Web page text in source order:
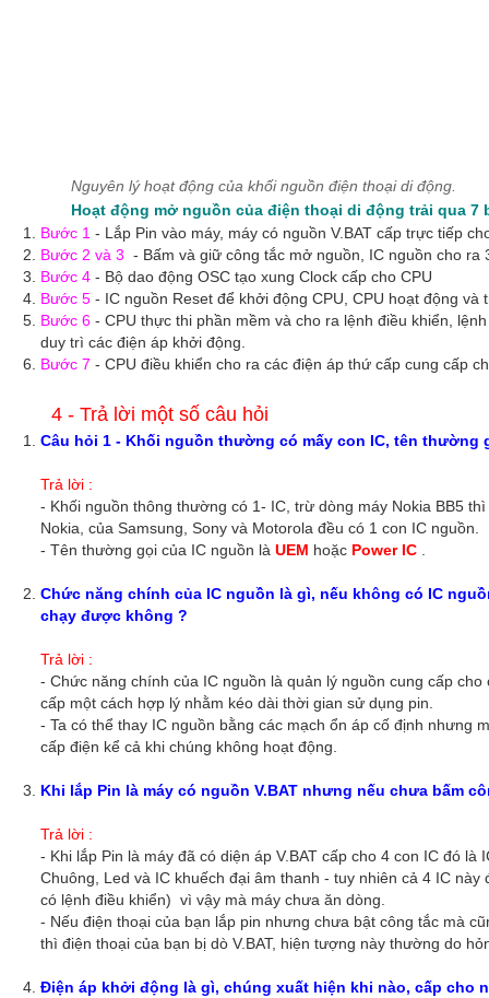
Nguyên lý hoạt động của khối nguồn điện thoại di động.
Hoạt động mở nguồn của điện thoại di động trải qua 7
Bước 1 - Lắp Pin vào máy, máy có nguồn V.BAT cấp trực tiếp
Bước 2 và 3 - Bấm và giữ công tắc mở nguồn, IC nguồn cho
Bước 4 - Bộ dao động OSC tạo xung Clock cấp cho CPU
Bước 5 - IC nguồn Reset để khởi động CPU, CPU hoạt động
Bước 6 - CPU thực thi phần mềm và cho ra lệnh điều khiển,
duy trì các điện áp khởi động.
Bước 7 - CPU điều khiển cho ra các điện áp thứ cấp cung cấp
4 - Trả lời một số câu hỏi
Câu hỏi 1 - Khối nguồn thường có mấy con IC, tên thường
Trả lời :
- Khối nguồn thông thường có 1- IC, trừ dòng máy Nokia BB5
Nokia, của Samsung, Sony và Motorola đều có 1 con IC nguồn.
- Tên thường gọi của IC nguồn là UEM hoặc Power IC .
Chức năng chính của IC nguồn là gì, nếu không có IC
chạy được không ?
Trả lời :
- Chức năng chính của IC nguồn là quản lý nguồn cung cấp
cấp một cách hợp lý nhằm kéo dài thời gian sử dụng pin.
- Ta có thể thay IC nguồn bằng các mạch ổn áp cố định nhưng
cấp điện kể cả khi chúng không hoạt động.
Khi lắp Pin là máy có nguồn V.BAT nhưng nếu chưa bấm
Trả lời :
- Khi lắp Pin là máy đã có diện áp V.BAT cấp cho 4 con IC đó
Chuông, Led và IC khuếch đại âm thanh - tuy nhiên cả 4 IC
có lệnh điều khiển) vì vậy mà máy chưa ăn dòng.
- Nếu điện thoại của bạn lắp pin nhưng chưa bật công tắc mà
thì điện thoại của bạn bị dò V.BAT, hiện tượng này thường do
Điện áp khởi động là gì, chúng xuất hiện khi nào, cấp cho